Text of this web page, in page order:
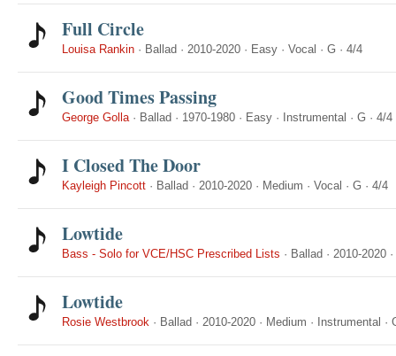
Full Circle
Louisa Rankin · Ballad · 2010-2020 · Easy · Vocal · G · 4/4
Good Times Passing
George Golla· Ballad · 1970-1980 · Easy · Instrumental · G · 4/4
I Closed The Door
Kayleigh Pincott · Ballad · 2010-2020 · Medium · Vocal · G · 4/4
Lowtide
Bass - Solo for VCE/HSC Prescribed Lists · Ballad · 2010-2020 ·
Lowtide
Rosie Westbrook · Ballad · 2010-2020 · Medium · Instrumental ·